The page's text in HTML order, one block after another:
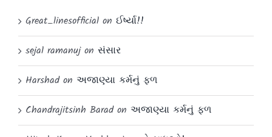
Great_linesofficial on ઈર્ષ્યા!!
sejal ramanujon સંસાર
Harshadon અજાણ્યા કર્મનું ફળ
Chandrajitsinh Baradon અજાણ્યા કર્મનું ફળ